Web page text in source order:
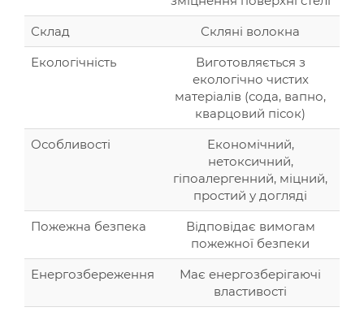
Склад
Скляні волокна
Екологічність
Виготовляється з
екологічно чистих
матеріалів (сода, вапно,
кварцовий пісок)
Особливості
Економічний,
нетоксичний,
гіпоалергенний, міцний,
простий у догляді
Пожежна безпека
Відповідає вимогам
пожежної безпеки
Енергозбереження
Має енергозберігаючі
властивості